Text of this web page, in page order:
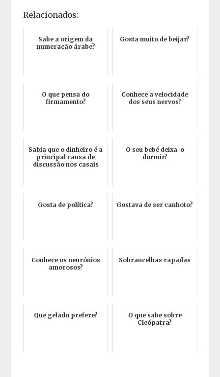
Relacionados:
Sabe a origem da
numeração árabe?
Gosta muito de beijar?
O que pensa do
firmamento?
Conhece a velocidade
dos seus nervos?
Sabia que o dinheiro é a
principal causa de
discussão nos casais
O seu bebé deixa-o
dormir?
Gosta de política? Gostava de ser canhoto?
Conhece os neurónios
amorosos?
Sobrancelhas rapadas
Que gelado prefere?
O que sabe sobre
Cleópatra?